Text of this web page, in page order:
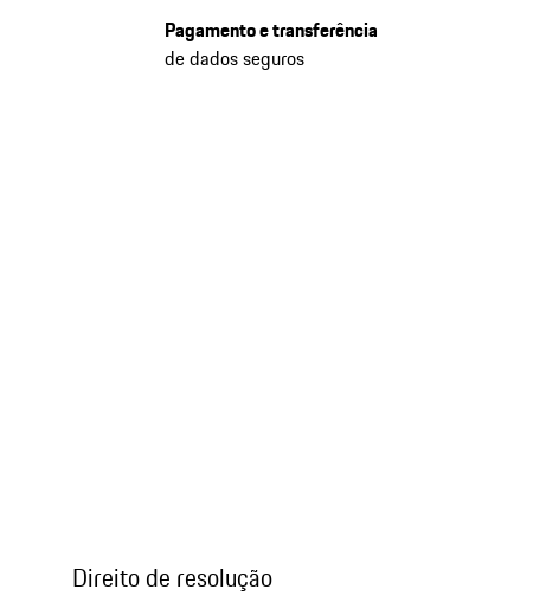
Pagamento e transferência
de dados seguros
Direito de resolução